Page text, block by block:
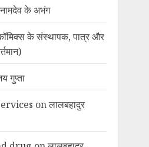
के अभंग
के संस्थापक, पात्र और
गुप्ता
onलालबहादुर